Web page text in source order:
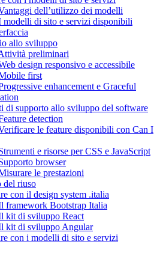
dell’utilizzo dei modelli
modelli di sito e servizi disponibili
allo sviluppo
preliminari
design responsivo e accessibile
first
enhancement e Graceful
di supporto allo sviluppo del software
detection
le feature disponibili con Can I
e risorse per CSS e JavaScript
browser
le prestazioni
del riuso
con il design system .italia
framework Bootstrap Italia
kit di sviluppo React
kit di sviluppo Angular
con i modelli di sito e servizi